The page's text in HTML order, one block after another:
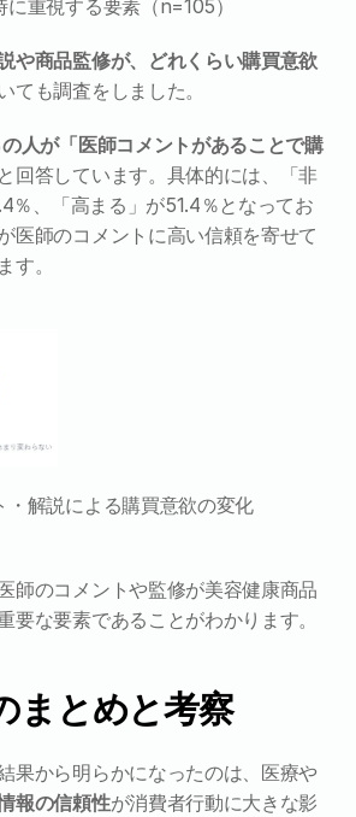
重視する要素（n=105）
や商品監修が、どれくらい購買意欲
ても調査をしました。
人が「医師コメントがあることで購
と回答しています。具体的には、「非
％、「高まる」が51.4％となってお
医師のコメントに高い信頼を寄せて
す。
・解説による購買意欲の変化
師のコメントや監修が美容健康商品
要な要素であることがわかります。
まとめと考察
果から明らかになったのは、医療や
報の信頼性が消費者行動に大きな影